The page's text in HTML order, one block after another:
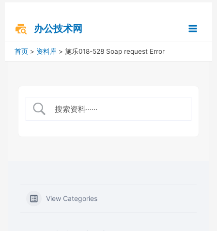
办公技术网
Menu
首页 资料库 施乐018-528 Soap request Error
View Categories